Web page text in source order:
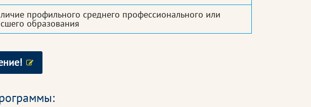
профильного среднего профессионального или
образования